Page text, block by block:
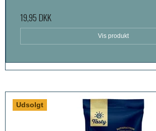
19,95 DKK
Vis produkt
Udsolgt